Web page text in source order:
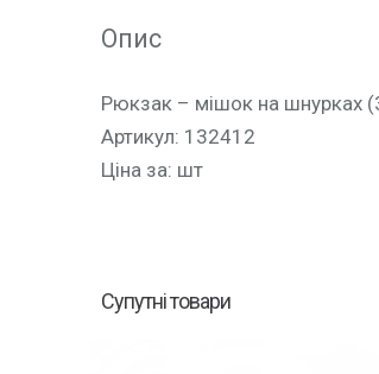
Опис
Рюкзак – мішок на
Артикул: 132412
Ціна за: шт
Супутні товари